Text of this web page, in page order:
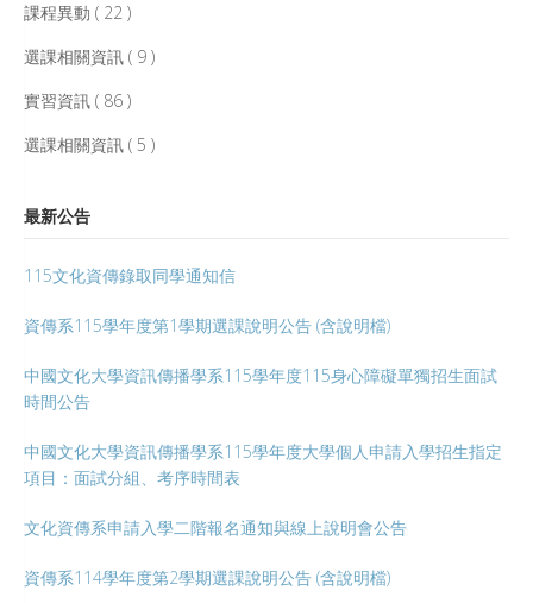
課程異動 ( 22 )
選課相關資訊 ( 9 )
實習資訊 ( 86 )
選課相關資訊 ( 5 )
最新公告
115文化資傳錄取同學通知信
資傳系115學年度第1學期選課說明公告 (含說明檔)
中國文化大學資訊傳播學系115學年度115身心障礙單獨招生面試
時間公告
中國文化大學資訊傳播學系115學年度大學個人申請入學招生指定
項目：面試分組、考序時間表
文化資傳系申請入學二階報名通知與線上說明會公告
資傳系114學年度第2學期選課說明公告 (含說明檔)